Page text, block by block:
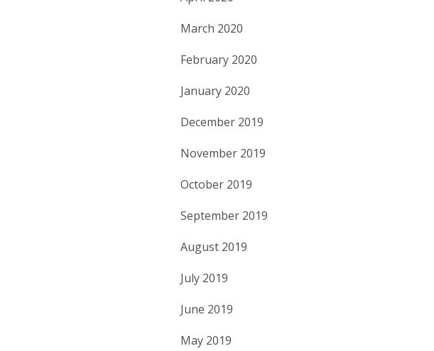
March 2020
February 2020
January 2020
December 2019
November 2019
October 2019
September 2019
August 2019
July 2019
June 2019
May 2019